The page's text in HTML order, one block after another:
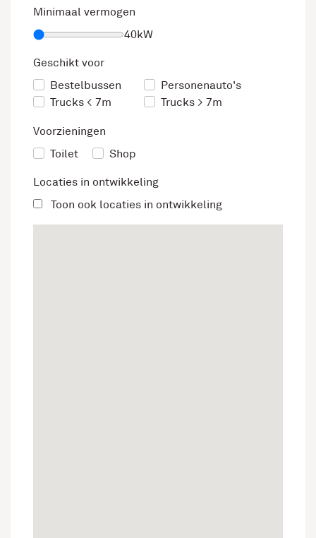
Minimaal vermogen
40kW
Geschikt voor
Bestelbussen
Personenauto's
Trucks < 7m
Trucks > 7m
Voorzieningen
Toilet
Shop
Locaties in ontwikkeling
Toon ook locaties in ontwikkeling